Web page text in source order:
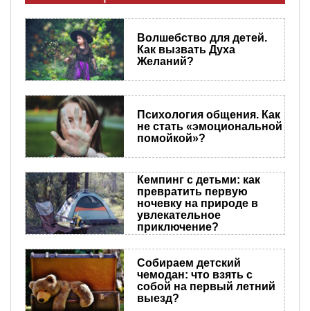
Волшебство для детей.
Как вызвать Духа
Желаний?
Психология общения. Как
не стать «эмоциональной
помойкой»?
Кемпинг с детьми: как
превратить первую
ночевку на природе в
увлекательное
приключение?
Собираем детский
чемодан: что взять с
собой на первый летний
выезд?